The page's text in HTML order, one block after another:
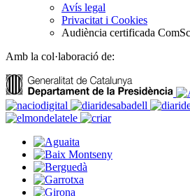
Avís legal
Privacitat i Cookies
Audiència certificada
Amb la col·laboració de: